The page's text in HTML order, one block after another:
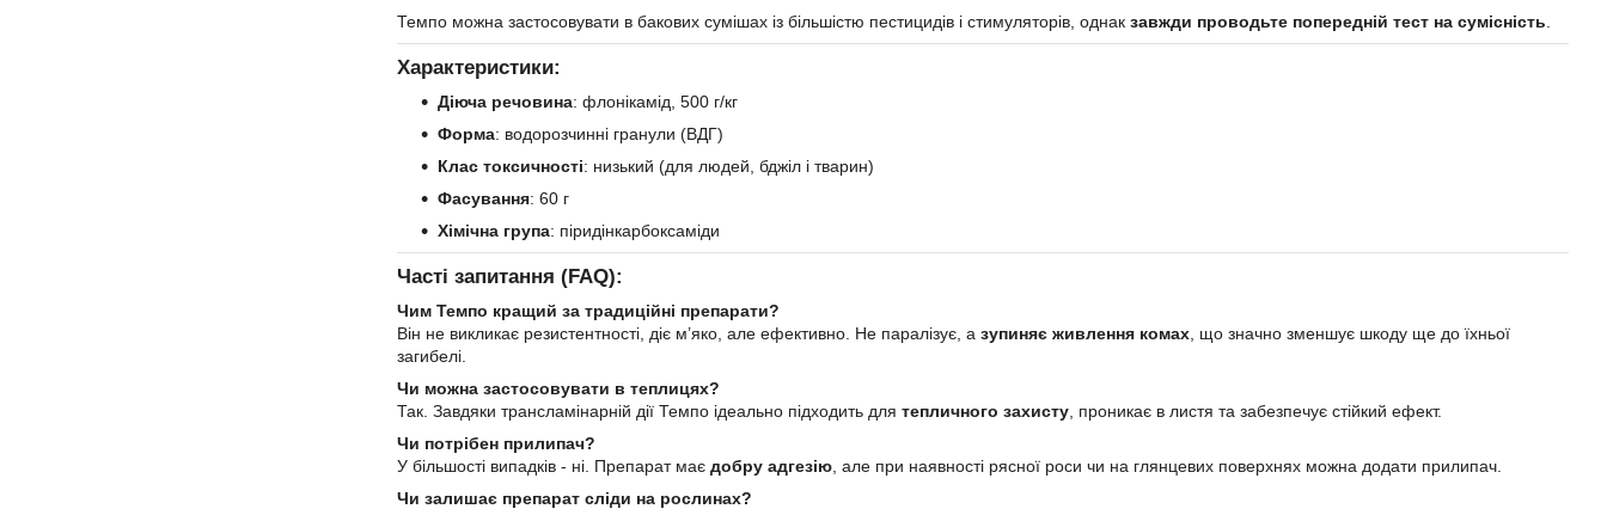
Темпо можна застосовувати в бакових сумішах із більшістю пестицидів і стимуляторів, однак завжди проводьте попередній тест на сумісність
Характеристики:
Діюча речовина: флонікамід, 500 г/кг
Форма: водорозчинні гранули (ВДГ)
Клас токсичності: низький (для людей, бджіл і тварин)
Фасування: 60 г
Хімічна група: піридінкарбоксаміди
Часті запитання (FAQ):
Чим Темпо кращий за традиційні препарати?
Він не викликає резистентності, діє м’яко, але ефективно. Не паралізує, а зупиняє живлення комах , що значно зменшує шкоду ще до їхньої
загибелі.
Чи можна застосовувати в теплицях?
Так. Завдяки трансламінарній дії Темпо ідеально підходить для тепличного захисту , проникає в листя та забезпечує стійкий ефект.
Чи потрібен прилипач?
У більшості випадків - ні. Препарат має добру адгезію , але при наявності рясної роси чи на глянцевих поверхнях можна додати прилипач.
Чи залишає препарат сліди на рослинах?